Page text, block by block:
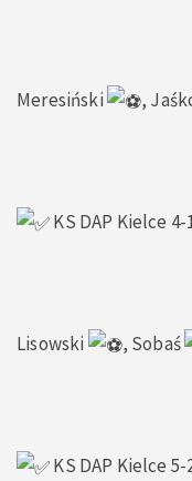
Meresiński ,
KS DAP Kielce
Lisowski , Sobaś
KS DAP Kielce